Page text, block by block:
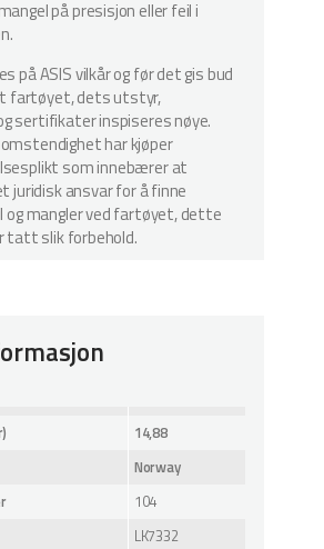
på presisjon eller feil i
på ASIS vilkår og før det gis bud
fartøyet, dets utstyr,
sertifikater inspiseres nøye.
har kjøper
som innebærer at
juridisk ansvar for å finne
og mangler ved fartøyet, dette
tatt slik forbehold.
14,88
Norway
104
LK7332